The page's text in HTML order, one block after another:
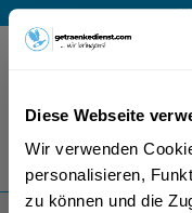
Diese Webseite
Wir verwenden
personalisieren,
zu können und die
Menü